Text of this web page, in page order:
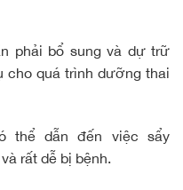
phải bổ sung và dự trữ
cho quá trình dưỡng thai
thể dẫn đến việc sẩy
rất dễ bị bệnh.